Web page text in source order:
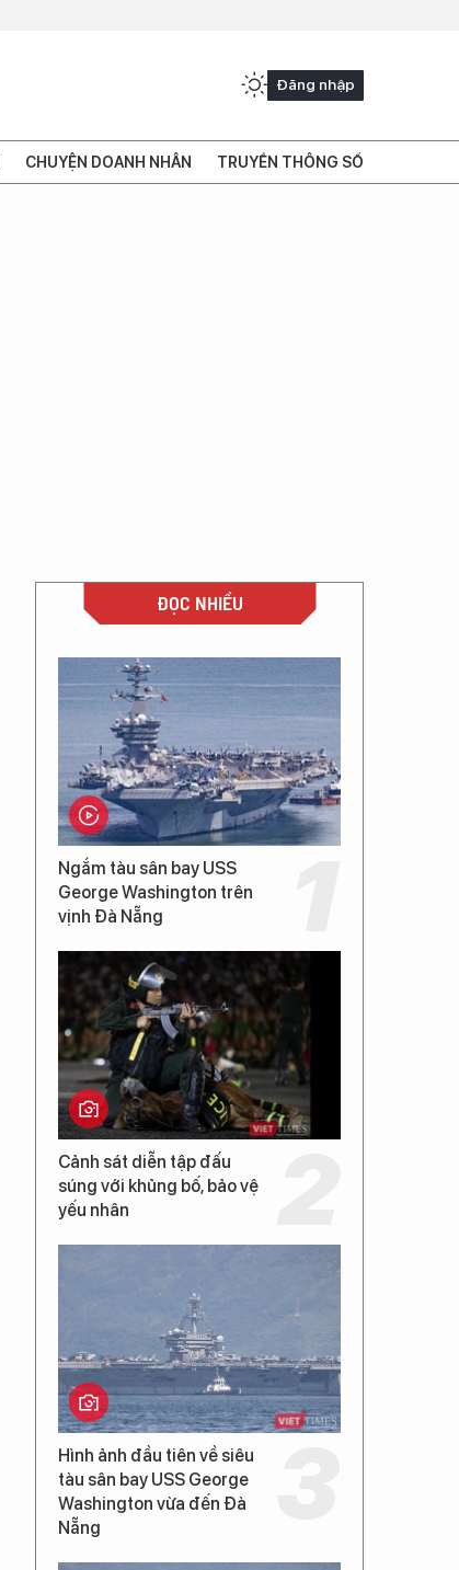
Đăng nhập
CHUYỆN DOANH NHÂN TRUYỀN THÔNG SỐ
ĐỌC NHIỀU
Ngắm tàu sân bay USS
George Washington trên
vịnh Đà Nẵng
Cảnh sát diễn tập đấu
súng với khủng bố, bảo vệ
yếu nhân
Hình ảnh đầu tiên về siêu
tàu sân bay USS George
Washington vừa đến Đà
Nẵng